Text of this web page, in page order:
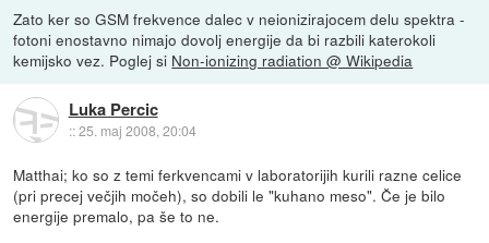
Zato ker so GSM frekvence dalec v neionizirajocem delu spektra -
fotoni enostavno nimajo dovolj energije da bi razbili katerokoli
kemijsko vez. Poglej si Non-ionizing radiation @ Wikipedia
Luka Percic
::25. maj 2008, 20:04
Matthai; ko so z temi ferkvencami v laboratorijih kurili razne celice
(pri precej večjih močeh), so dobili le "kuhano meso". Če je bilo
energije premalo, pa še to ne.